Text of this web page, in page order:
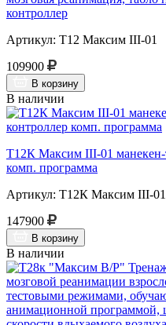
контроллер
Артикул: Т12 Максим III-01
109900
В корзину
В наличии
Т12К Максим III-01 манекен-
комп. программа
Артикул: Т12К Максим III-01
147900
В корзину
В наличии